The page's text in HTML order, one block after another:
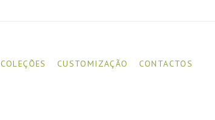
COLEÇÕES CUSTOMIZAÇÃO CONTACTOS